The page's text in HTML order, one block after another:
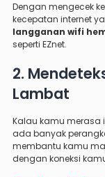
Dengan mengecek
kecepatan internet
langganan wifi
seperti EZnet.
2.
Lambat
Kalau kamu merasa
ada banyak
membantu kamu
dengan koneksi